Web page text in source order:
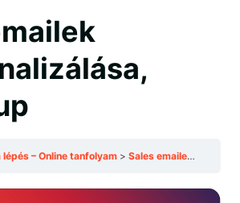
– Online tanfolyam Sales emailek perszonalizálása, follow up